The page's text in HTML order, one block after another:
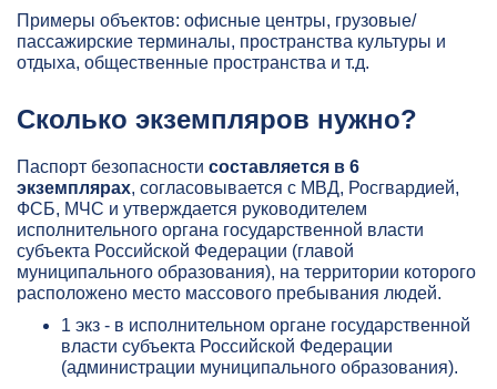
Примеры объектов: офисные центры, грузовые/
пассажирские терминалы, пространства культуры и
отдыха, общественные пространства и т.д.
Сколько экземпляров нужно?
Паспорт безопасности составляется в 6
экземплярах, согласовывается с МВД, Росгвардией,
ФСБ, МЧС и утверждается руководителем
исполнительного органа государственной власти
субъекта Российской Федерации (главой
муниципального образования), на территории которого
расположено место массового пребывания людей.
1 экз - в исполнительном органе государственной
власти субъекта Российской Федерации
(администрации муниципального образования).